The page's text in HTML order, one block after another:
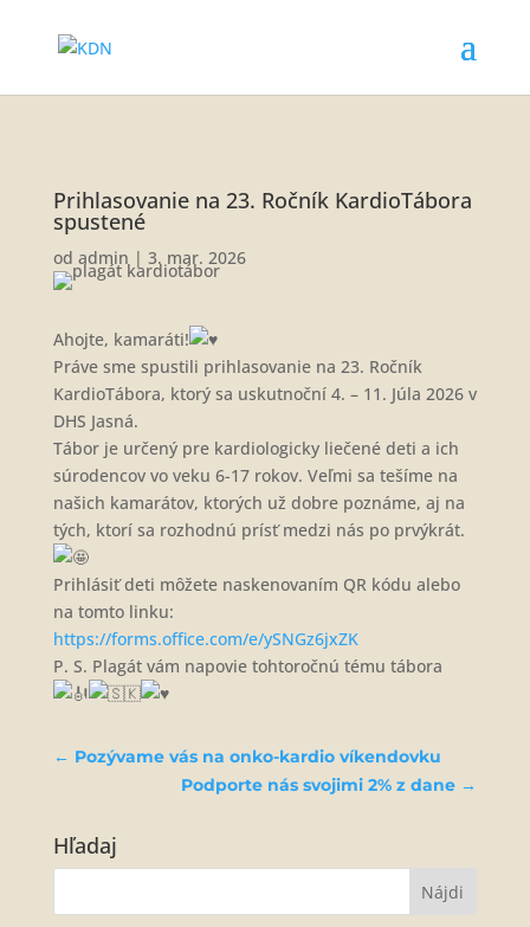
Prihlasovanie na 23. Ročník KardioTábora
spustené
od admin | 3. mar. 2026
Ahojte, kamaráti!
Práve sme spustili prihlasovanie na 23. Ročník
KardioTábora, ktorý sa uskutnoční 4. – 11. Júla 2026 v
DHS Jasná.
Tábor je určený pre kardiologicky liečené deti a ich
súrodencov vo veku 6-17 rokov. Veľmi sa tešíme na
našich kamarátov, ktorých už dobre poznáme, aj na
tých, ktorí sa rozhodnú prísť medzi nás po prvýkrát.
Prihlásiť deti môžete naskenovaním QR kódu alebo
na tomto linku:
https://forms.office.com/e/ySNGz6jxZK
P. S. Plagát vám napovie tohtoročnú tému tábora
← Pozývame vás na onko-kardio víkendovku
Podporte nás svojimi 2% z dane →
Hľadaj